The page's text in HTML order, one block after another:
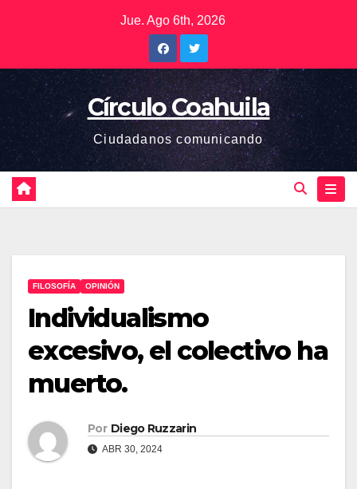
Jue. Ago 6th, 2026
Círculo Coahuila
Ciudadanos comunicando
FILOSOFÍA OPINIÓN
Individualismo
excesivo, el colectivo ha
muerto.
Por Diego Ruzzarin
ABR 30, 2024